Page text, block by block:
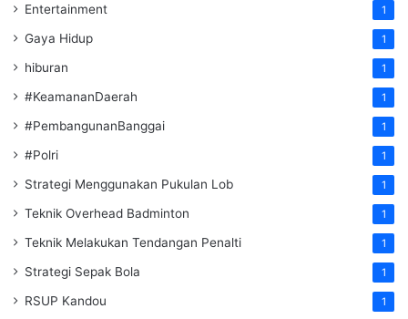
Entertainment 1
Gaya Hidup 1
hiburan 1
#KeamananDaerah 1
#PembangunanBanggai 1
#Polri 1
Strategi Menggunakan Pukulan Lob 1
Teknik Overhead Badminton 1
Teknik Melakukan Tendangan Penalti 1
Strategi Sepak Bola 1
RSUP Kandou 1